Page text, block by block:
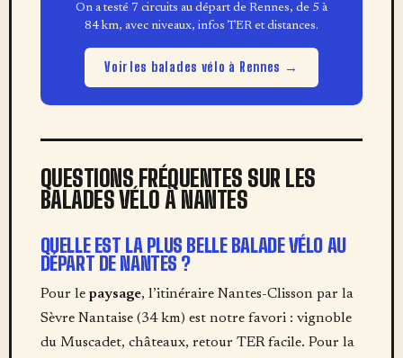
On a testé 7 circuits au départ de Rennes, de 5 à
84 km, avec niveaux, infos TER et distances.
Voir les balades vélo à Rennes →
QUESTIONS FRÉQUENTES SUR LES
BALADES VÉLO À NANTES
QUELLE EST LA PLUS BELLE BALADE VÉLO AU
DÉPART DE NANTES ?
Pour le paysage, l’itinéraire Nantes-Clisson par la
Sèvre Nantaise (34 km) est notre favori : vignoble
du Muscadet, châteaux, retour TER facile. Pour la